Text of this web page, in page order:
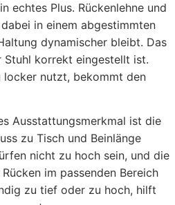
echtes Plus. Rückenlehne und
in einem abgestimmten
dynamischer bleibt. Das
Stuhl korrekt eingestellt ist.
nutzt, bekommt den
Ausstattungsmerkmal ist die
zu Tisch und Beinlänge
nicht zu hoch sein, und die
im passenden Bereich
zu tief oder zu hoch, hilft